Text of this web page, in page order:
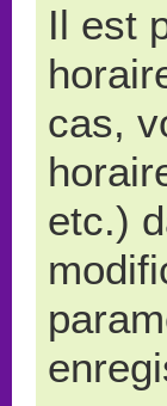
Il est
cas,
etc.)